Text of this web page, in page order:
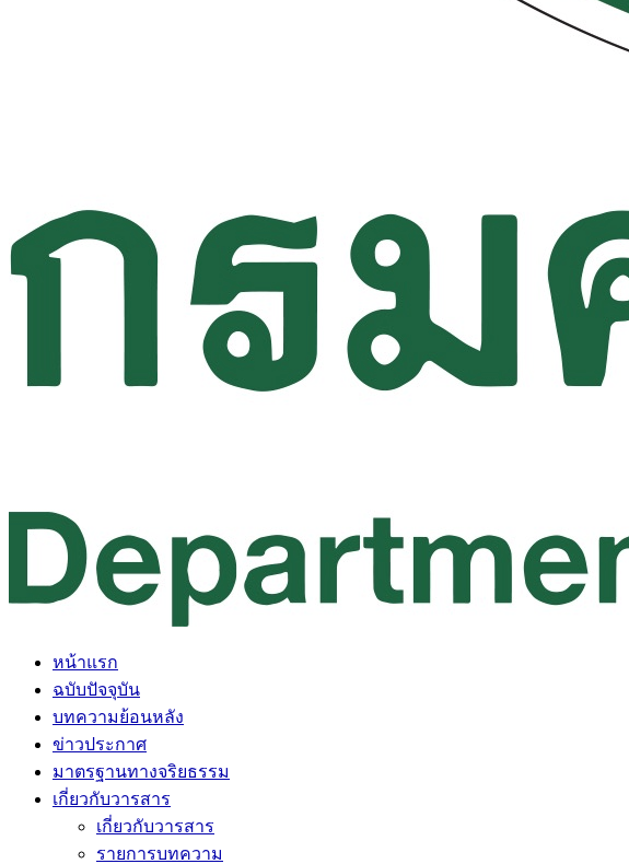
หน้าแรก
ฉบับปัจจุบัน
บทความย้อนหลัง
ข่าวประกาศ
มาตรฐานทางจริยธรรม
เกี่ยวกับวารสาร
เกี่ยวกับวารสาร
รายการบทความ